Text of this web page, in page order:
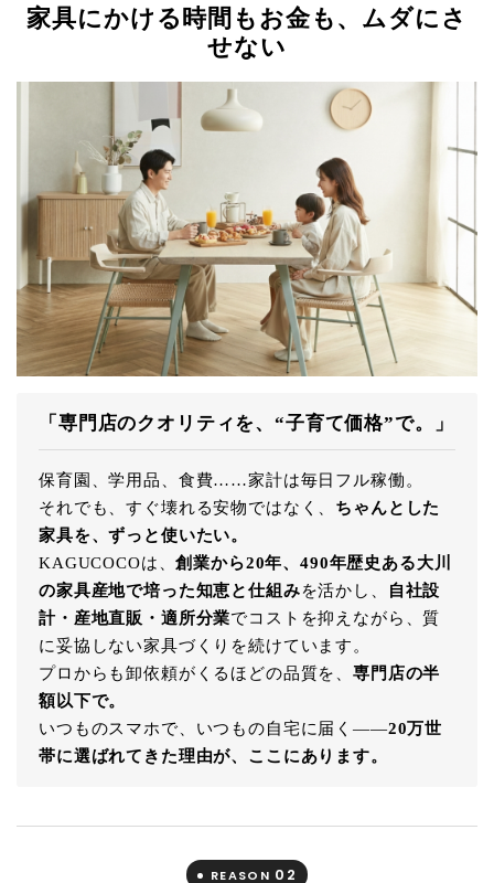
家具にかける時間もお金も、ムダにさ
せない
「専門店のクオリティを、“子育て価格”で。」
保育園、学用品、食費……家計は毎日フル稼働。
それでも、すぐ壊れる安物ではなく、 ちゃんとした
家具を、ずっと使いたい。
KAGUCOCOは、創業から20年、490年歴史ある大川
の家具産地で培った知恵と仕組みを活かし、
自社設
計・産地直販・適所分業でコストを抑えながら、質
に妥協しない家具づくりを続けています。
プロからも卸依頼がくるほどの品質を、専門店の半
額以下で。
いつものスマホで、いつもの自宅に届く――20万世
帯に選ばれてきた理由が、ここにあります。
REASON 02